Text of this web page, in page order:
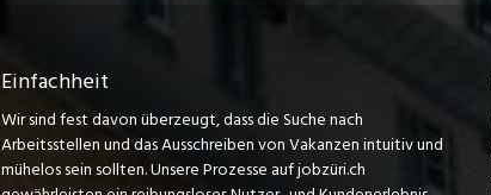
Einfachheit
Wir sind fest davon überzeugt, dass die Suche nach
Arbeitsstellen und das Ausschreiben von Vakanzen intuitiv und
mühelos sein sollten. Unsere Prozesse auf jobzüri.ch